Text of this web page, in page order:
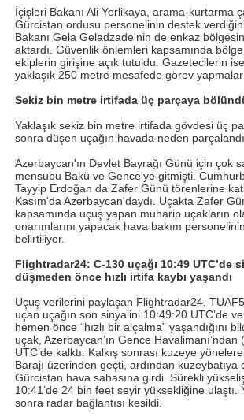
İçişleri Bakanı Ali Yerlikaya, arama-kurtarma
Gürcistan ordusu personelinin destek
Bakanı Gela Geladzade'nin de enkaz
aktardı. Güvenlik önlemleri kapsamında
ekiplerin girişine açık tutuldu. Gazetecilerin
yaklaşık 250 metre mesafede görev
Sekiz bin metre irtifada üç parçaya
Yaklaşık sekiz bin metre irtifada gövdesi üç
sonra düşen uçağın havada neden
Azerbaycan'ın Devlet Bayrağı Günü için çok
mensubu Bakü ve Gence'ye gitmişti.
Tayyip Erdoğan da Zafer Günü törenlerine
Kasım'da Azerbaycan'daydı. Uçakta Zafer
kapsamında uçuş yapan muharip uçakların
onarımlarını yapacak hava bakım
belirtiliyor.
Flightradar24: C-130 uçağı 10:49 UTC’de
düşmeden önce hızlı irtifa kaybı yaşandı
Uçuş verilerini paylaşan Flightradar24,
uçan uçağın son sinyalini 10:49:20 UTC’de
hemen önce “hızlı bir alçalma” yaşandığını
uçak, Azerbaycan’ın Gence Havalimanı’ndan
UTC’de kalktı. Kalkış sonrası kuzeye
Barajı üzerinden geçti, ardından kuzeybatıya
Gürcistan hava sahasına girdi. Sürekli
10:41’de 24 bin feet seyir yüksekliğine ulaştı.
sonra radar bağlantısı kesildi.